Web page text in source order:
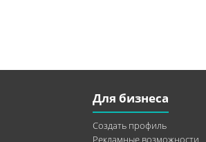
Для бизнеса
Создать профиль
Рекламные возможности